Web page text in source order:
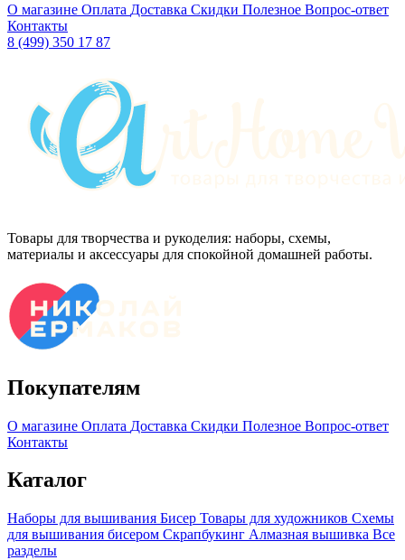
О магазине Оплата Доставка Скидки Полезное Вопрос-ответ
Контакты
8 (499) 350 17 87
Товары для творчества и рукоделия: наборы, схемы,
материалы и аксессуары для спокойной домашней работы.
Покупателям
О магазине Оплата Доставка Скидки Полезное Вопрос-ответ
Контакты
Каталог
Наборы для вышивания Бисер Товары для художников Схемы
для вышивания бисером Скрапбукинг Алмазная вышивка Все
разделы